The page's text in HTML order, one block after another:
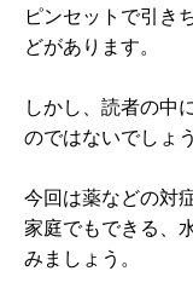
ピンセットで引き
どがあります。
しかし、読者の中
のではないでしょ
今回は薬などの対
家庭でもできる、
みましょう。